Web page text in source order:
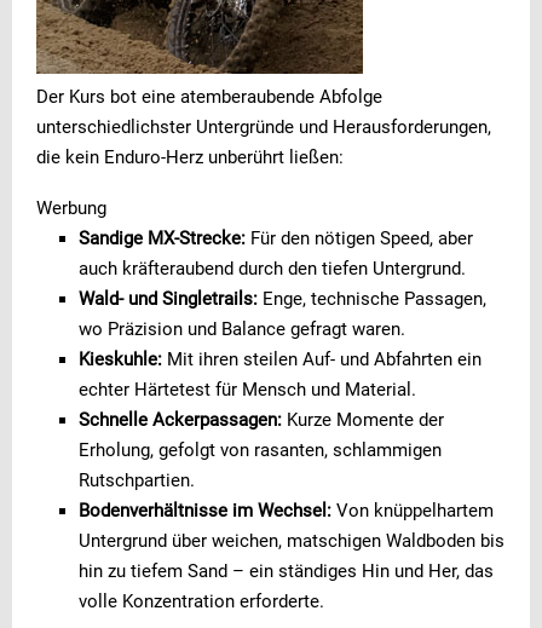
Der Kurs bot eine atemberaubende Abfolge
unterschiedlichster Untergründe und Herausforderungen,
die kein Enduro-Herz unberührt ließen:
Werbung
Sandige MX-Strecke: Für den nötigen Speed, aber
auch kräfteraubend durch den tiefen Untergrund.
Wald- und Singletrails: Enge, technische Passagen,
wo Präzision und Balance gefragt waren.
Kieskuhle: Mit ihren steilen Auf- und Abfahrten ein
echter Härtetest für Mensch und Material.
Schnelle Ackerpassagen: Kurze Momente der
Erholung, gefolgt von rasanten, schlammigen
Rutschpartien.
Bodenverhältnisse im Wechsel: Von knüppelhartem
Untergrund über weichen, matschigen Waldboden bis
hin zu tiefem Sand – ein ständiges Hin und Her, das
volle Konzentration erforderte.